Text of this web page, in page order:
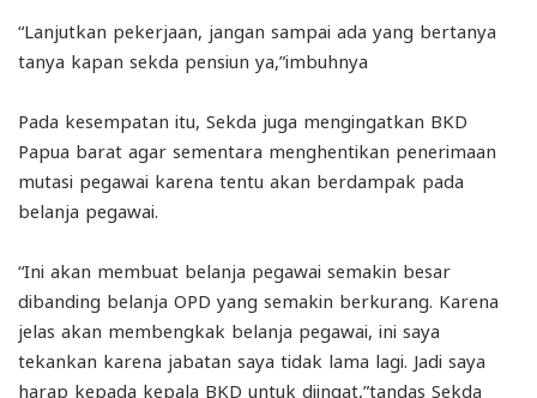
“Lanjutkan pekerjaan, jangan sampai ada yang bertanya
tanya kapan sekda pensiun ya,”imbuhnya
Pada kesempatan itu, Sekda juga mengingatkan BKD
Papua barat agar sementara menghentikan penerimaan
mutasi pegawai karena tentu akan berdampak pada
belanja pegawai.
“Ini akan membuat belanja pegawai semakin besar
dibanding belanja OPD yang semakin berkurang. Karena
jelas akan membengkak belanja pegawai, ini saya
tekankan karena jabatan saya tidak lama lagi. Jadi saya
harap kepada kepala BKD untuk diingat,”tandas Sekda